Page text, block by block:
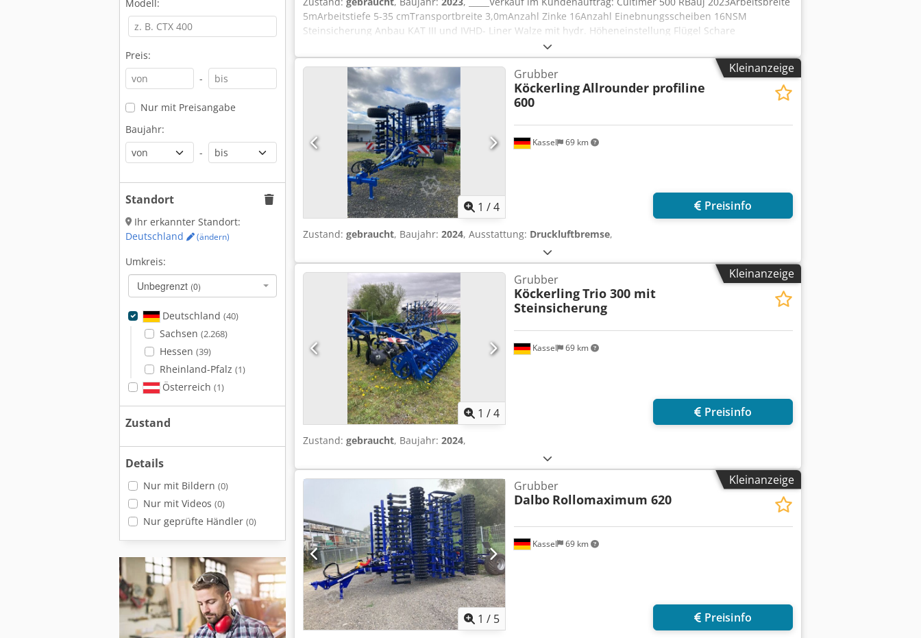
Modell:
Preis:
-
Nur mit Preisangabe
Baujahr:
-
Standort
Ihr erkannter Standort:
Deutschland
(ändern)
Umkreis:
Unbegrenzt (0)
Deutschland (40)
Sachsen (2.268)
Hessen (39)
Rheinland-Pfalz (1)
Österreich (1)
Zustand
Details
Nur mit Bildern (0)
Nur mit Videos (0)
Nur geprüfte Händler (0)
5mArbeitstiefe 5-35 cmTransportbreite 3,0mAnzahl Zinke 16Anzahl Einebnungsscheiben 16NSM
Steinsicherung Anbau KAT III und IVHD- Liner Walze mit hydr. Höheneinstellung Flügel Schare
Leistungsbedarf min 300 PS,Lagerort:null Cedpfx Aezdmumec Uorf
Kleinanzeige
1 /4
Kassel 69 km
Grubber
KöckerlingAllrounder profiline
600
Preisinfo
Zustand: gebraucht, Baujahr: 2024, Ausstattung: Druckluftbremse,
Kleinanzeige
1 /4
Kassel 69 km
Grubber
KöckerlingTrio 300 mit
Steinsicherung
Preisinfo
Zustand: gebraucht, Baujahr: 2024,
Kleinanzeige
1 / 5
Kassel 69 km
Grubber
Dalbo Rollomaximum 620
Preisinfo